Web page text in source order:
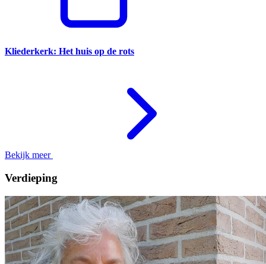
Kliederkerk: Het huis op de rots
Bekijk meer
Verdieping